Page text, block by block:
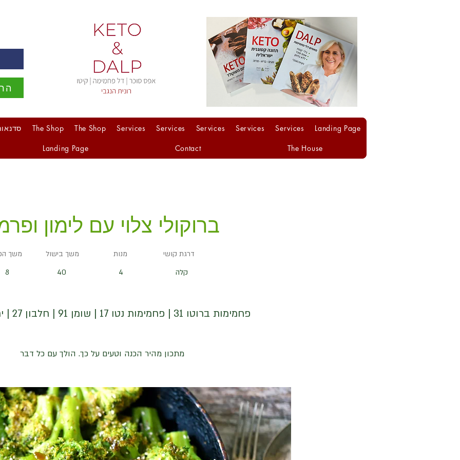
Landing Page
Services
Services
Services
Services
Services
The Shop
The Shop
The House
Contact
Landing Page
ברוקולי צלוי עם לימון
משך
8
משך בישול
40
מנות
4
דרגת קושי
קלה
פחמימות ברוטו 31 | פחמימות נטו 17 | שומן 91 | חלבון 27 | יחס קיטו 2
מתכון מהיר הכנה וטעים על כך. הולך עם כל דבר